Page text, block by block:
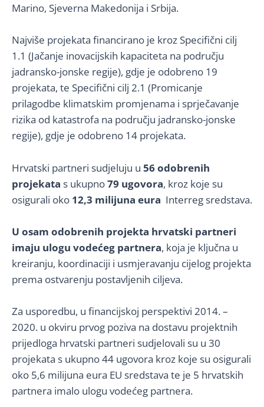
Marino, Sjeverna Makedonija i Srbija.
Najviše projekata financirano je kroz Specifični cilj
1.1 (Jačanje inovacijskih kapaciteta na području
jadransko-jonske regije), gdje je odobreno 19
projekata, te Specifični cilj 2.1 (Promicanje
prilagodbe klimatskim promjenama i sprječavanje
rizika od katastrofa na području jadransko-jonske
regije), gdje je odobreno 14 projekata.
Hrvatski partneri sudjeluju u 56 odobrenih
projekata s ukupno79 ugovora, kroz koje su
osigurali oko 12,3 milijuna eura Interreg sredstava.
U osam odobrenih projekta hrvatski partneri
imaju ulogu vodećeg partnera, koja je ključna u
kreiranju, koordinaciji i usmjeravanju cijelog projekta
prema ostvarenju postavljenih ciljeva.
Za usporedbu, u financijskoj perspektivi 2014. –
2020. u okviru prvog poziva na dostavu projektnih
prijedloga hrvatski partneri sudjelovali su u 30
projekata s ukupno 44 ugovora kroz koje su osigurali
oko 5,6 milijuna eura EU sredstava te je 5 hrvatskih
partnera imalo ulogu vodećeg partnera.